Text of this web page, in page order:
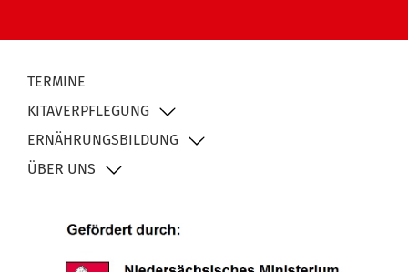
TERMINE
KITAVERPFLEGUNG
ERNÄHRUNGSBILDUNG
ÜBER UNS